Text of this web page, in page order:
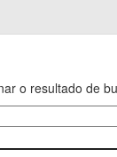
o resultado de